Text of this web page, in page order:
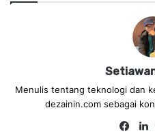
Menulis tentang teknologi dan
dezainin.com sebagai
Fa